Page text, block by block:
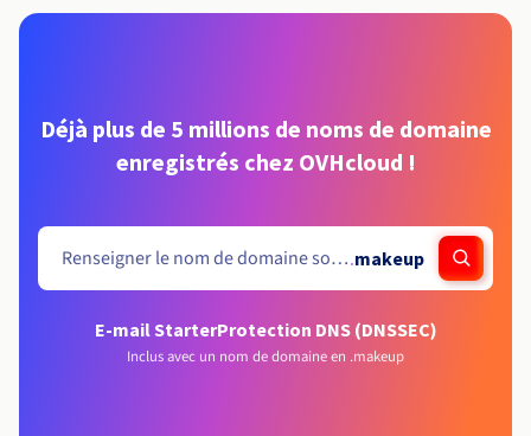
Déjà plus de 5 millions de noms de domaine
enregistrés chez OVHcloud !
.makeup
E-mail StarterProtection DNS (DNSSEC)
Inclus avec un nom de domaine en .makeup